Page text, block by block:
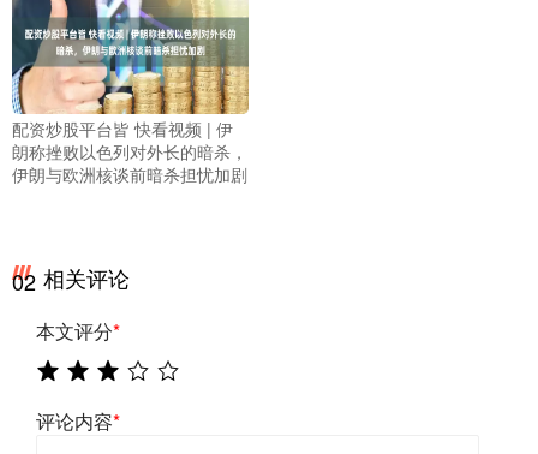
配资炒股平台皆 快看视频 | 伊
朗称挫败以色列对外长的暗杀，
伊朗与欧洲核谈前暗杀担忧加剧
02 相关评论
本文评分*
评论内容*